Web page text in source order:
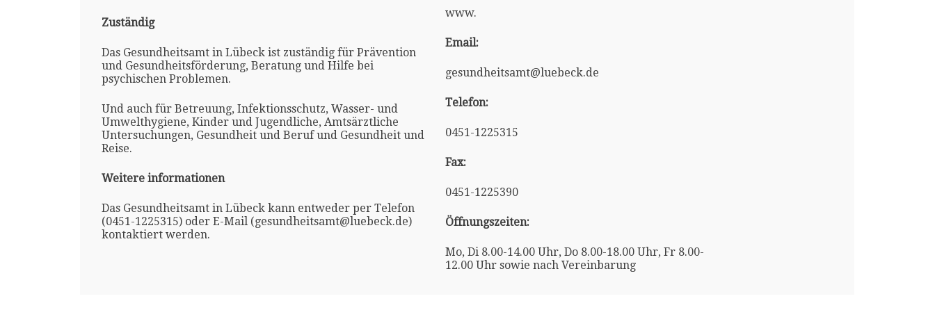
Zuständig
Das Gesundheitsamt in Lübeck ist zuständig für Prävention
und Gesundheitsförderung, Beratung und Hilfe bei
psychischen Problemen.
Und auch für Betreuung, Infektionsschutz, Wasser- und
Umwelthygiene, Kinder und Jugendliche, Amtsärztliche
Untersuchungen, Gesundheit und Beruf und Gesundheit und
Reise.
Weitere informationen
Das Gesundheitsamt in Lübeck kann entweder per Telefon
(0451-1225315) oder E-Mail (gesundheitsamt@luebeck.de)
kontaktiert werden.
www.
Email:
gesundheitsamt@luebeck.de
Telefon:
0451-1225315
Fax:
0451-1225390
Öffnungszeiten:
Mo, Di 8.00-14.00 Uhr, Do 8.00-18.00 Uhr, Fr 8.00-
12.00 Uhr sowie nach Vereinbarung